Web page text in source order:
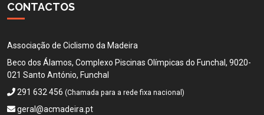
CONTACTOS
Associação de Ciclismo da Madeira
Beco dos Álamos, Complexo Piscinas Olímpicas do Funchal, 9020-
021 Santo António, Funchal
291 632 456 (Chamada para a rede fixa nacional)
geral@acmadeira.pt